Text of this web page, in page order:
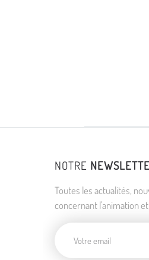
NOTRE
Toutes les actualités,
concernant l'animation